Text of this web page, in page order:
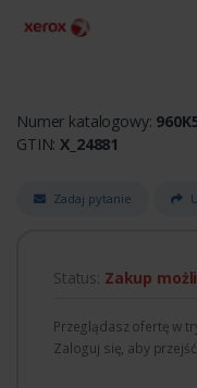
Numer katalogowy:
GTIN:X_24881
Zadaj pytanie
Status: Zakup
Przeglądasz ofertę w
Zaloguj się, aby